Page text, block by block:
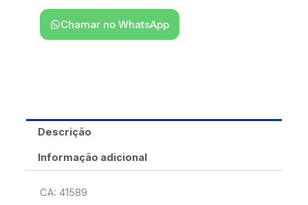
Chamar no WhatsApp
Descrição
Informação adicional
CA: 41589